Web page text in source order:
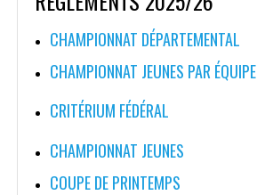
CHAMPIONNAT DÉPARTEMENTAL
CHAMPIONNAT JEUNES PAR ÉQUIPE
CRITÉRIUM FÉDÉRAL
CHAMPIONNAT JEUNES
COUPE DE PRINTEMPS